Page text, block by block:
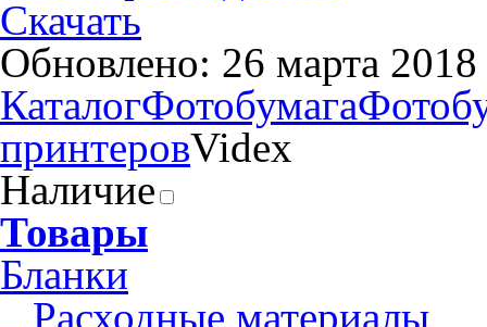
Скачать
Обновлено: 26 марта 2018
КаталогФотобумага
принтеровVidex
Наличие
Товары
Бланки
Pасходные материалы